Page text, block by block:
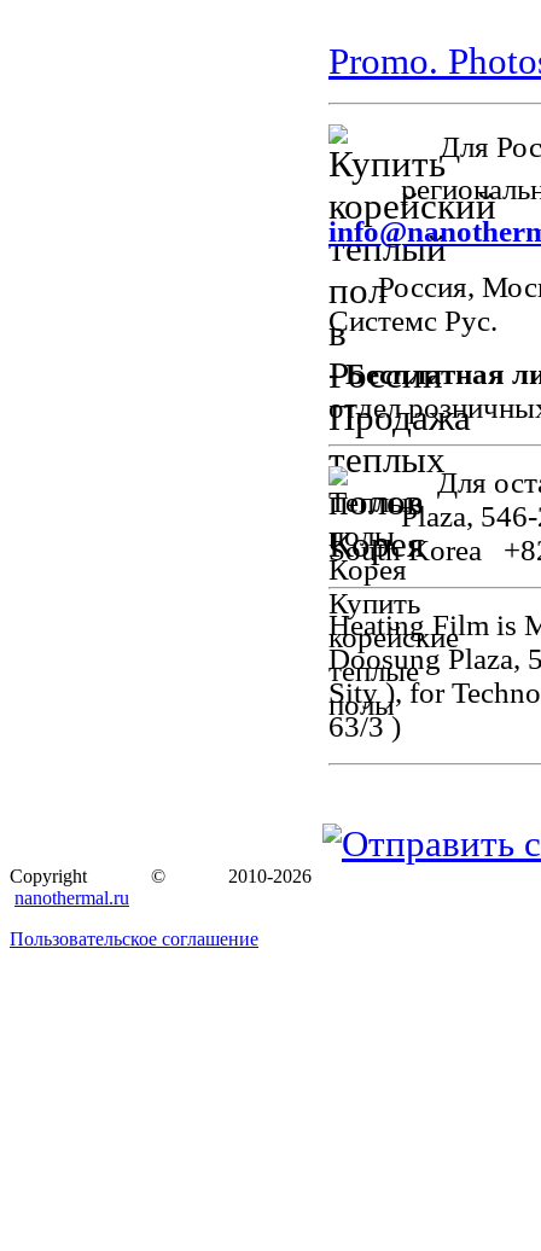
Promo.
Для
Россия,
Системс Рус.
- Бесплатная
отдел
Для
Plaza,
South Korea
Heating Film is
Doosung Plaza,
Sity ), for
63/3 )
Copyright © 2010-2026
nanothermal.ru
Пользовательское соглашение